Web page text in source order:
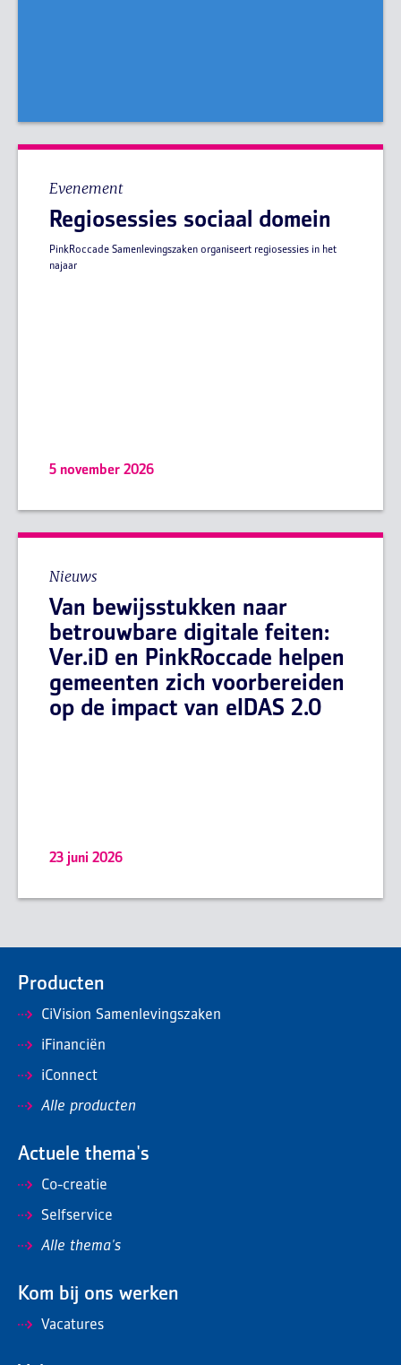
Evenement
Regiosessies sociaal domein
PinkRoccade Samenlevingszaken organiseert regiosessies in het
najaar
5 november 2026
Nieuws
Van bewijsstukken naar
betrouwbare digitale feiten:
Ver.iD en PinkRoccade helpen
gemeenten zich voorbereiden
op de impact van eIDAS 2.0
23 juni 2026
Producten
CiVision Samenlevingszaken
iFinanciën
iConnect
Alle producten
Actuele thema's
Co-creatie
Selfservice
Alle thema's
Kom bij ons werken
Vacatures